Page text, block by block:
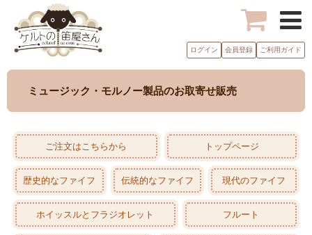
ログイン 会員登録 ご利用ガイド
ミュージック・モルノー製品のお取寄せ販売
ご注文はこちらから トップページ
歴史的なファイフ 伝統的なファイフ 現代のファイフ
ホイッスルとフラジオレット フルート